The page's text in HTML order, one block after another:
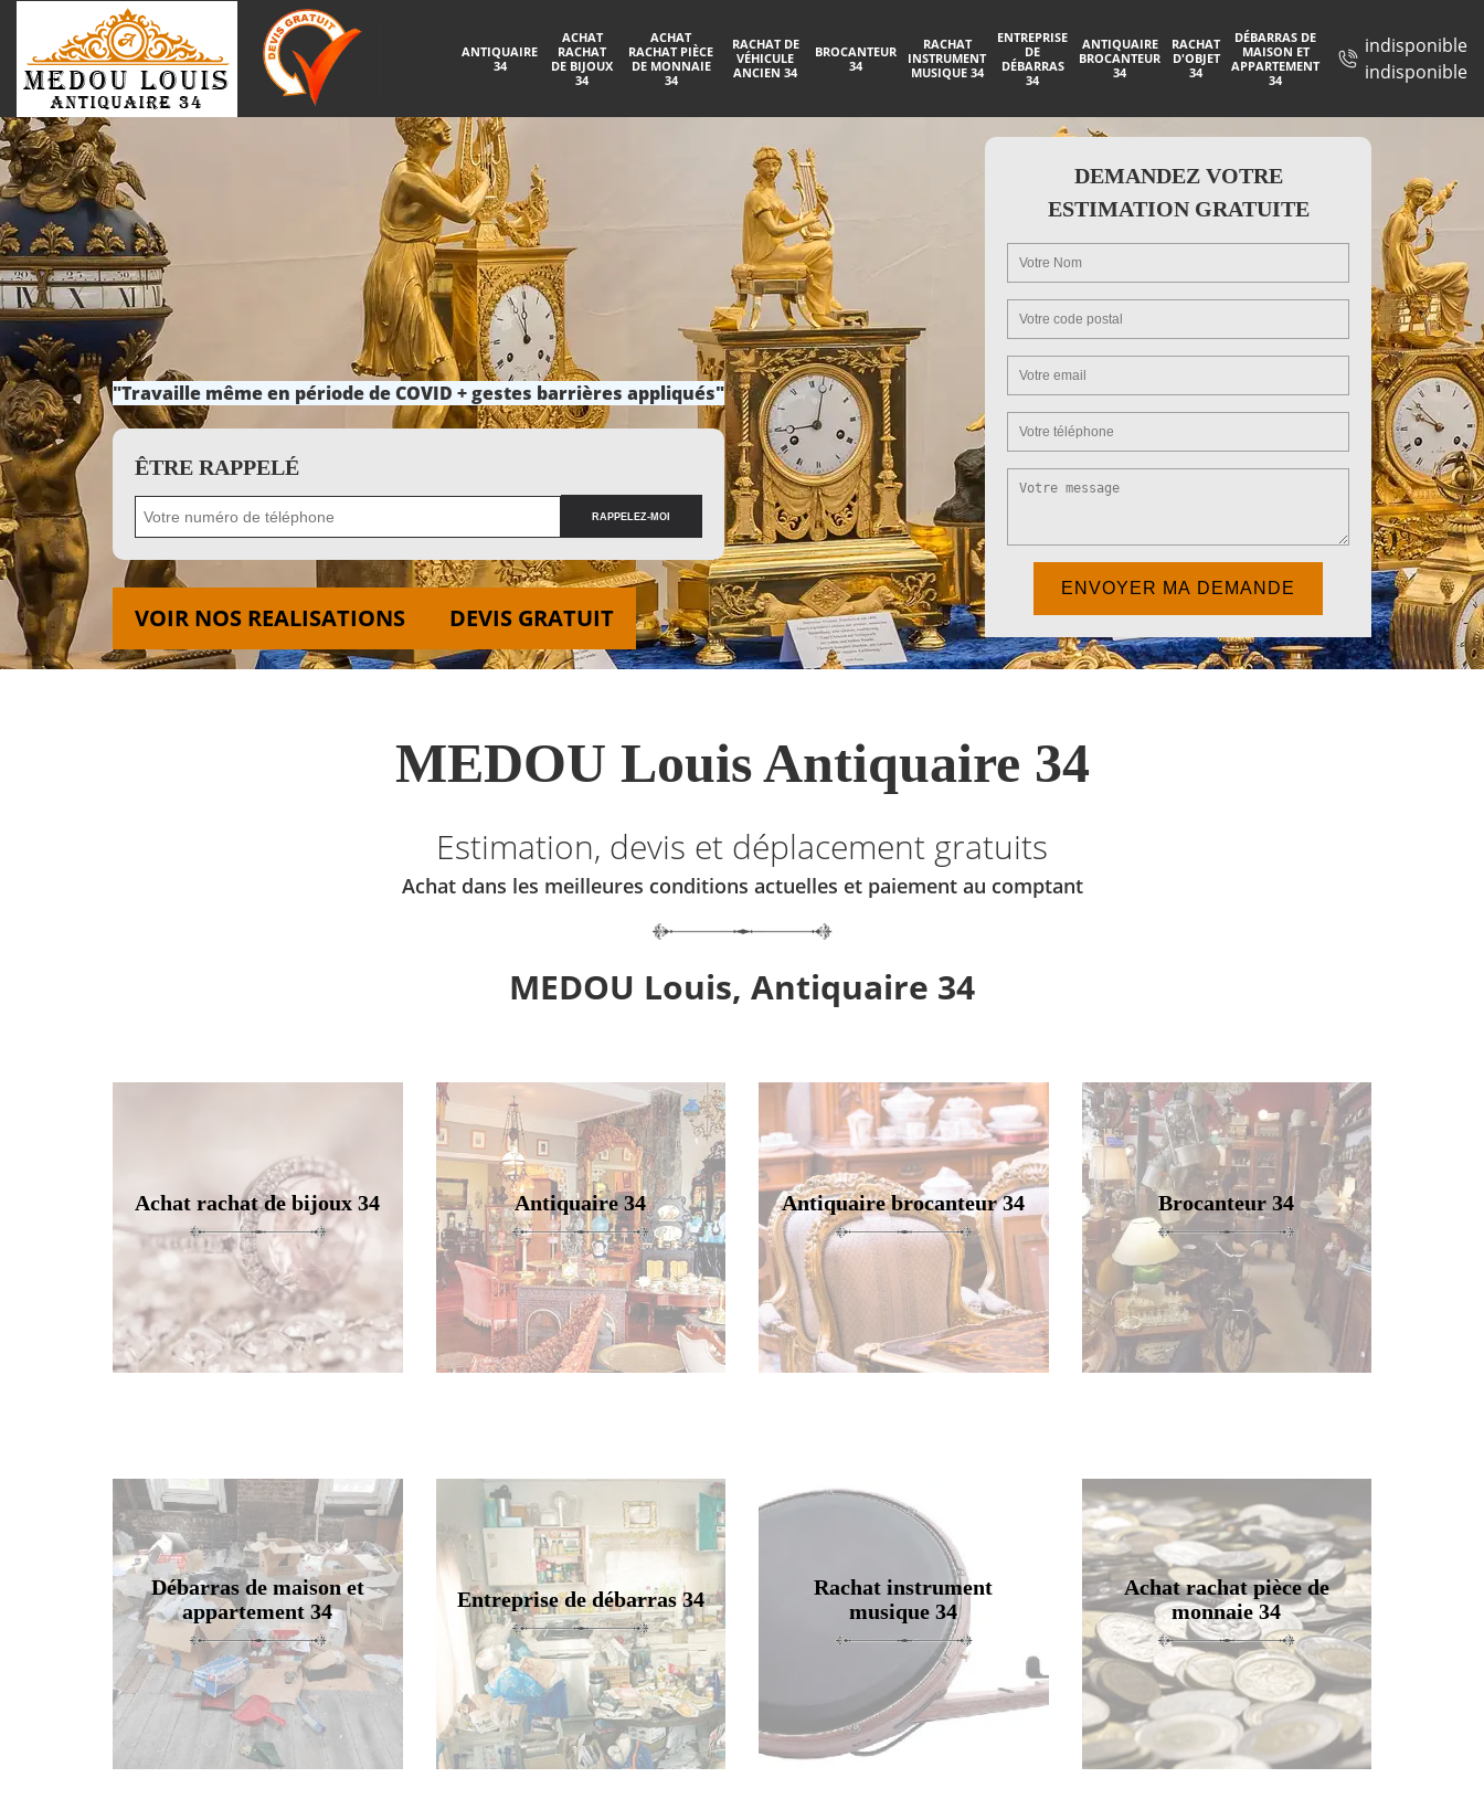
ANTIQUAIRE
34
ACHAT
RACHAT
DE BIJOUX
34
ACHAT
RACHAT PIÈCE
DE MONNAIE
34
RACHAT DE
VÉHICULE
ANCIEN 34
BROCANTEUR
34
RACHAT
INSTRUMENT
MUSIQUE 34
ENTREPRISE
DE
DÉBARRAS
34
ANTIQUAIRE
BROCANTEUR
34
RACHAT
D'OBJET
34
DÉBARRAS DE
MAISON ET
APPARTEMENT
34
indisponible
indisponible
"Travaille même en période de COVID + gestes barrières appliqués"
ÊTRE RAPPELÉ
VOIR NOS REALISATIONS DEVIS GRATUIT
DEMANDEZ VOTRE
ESTIMATION GRATUITE
MEDOU Louis Antiquaire 34
Estimation, devis et déplacement gratuits
Achat dans les meilleures conditions actuelles et paiement au comptant
MEDOU Louis, Antiquaire 34
Achat rachat de bijoux 34 Antiquaire 34 Antiquaire brocanteur 34 Brocanteur 34
Débarras de maison et
appartement 34
Entreprise de débarras 34
Rachat instrument
musique 34
Achat rachat pièce de
monnaie 34